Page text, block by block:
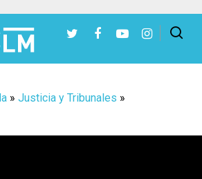
» Justicia y Tribunales »